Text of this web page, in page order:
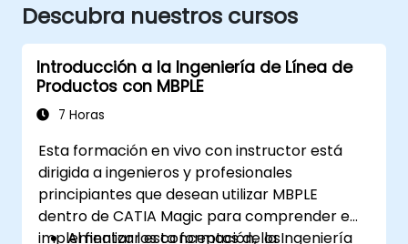
Descubra nuestros cursos
Introducción a la Ingeniería de Línea de
Productos con MBPLE
7 Horas
Esta formación en vivo con instructor está
dirigida a ingenieros y profesionales
principiantes que desean utilizar MBPLE
dentro de CATIA Magic para comprender e
implementar los conceptos de la Ingeniería
Al finalizar esta formación, los